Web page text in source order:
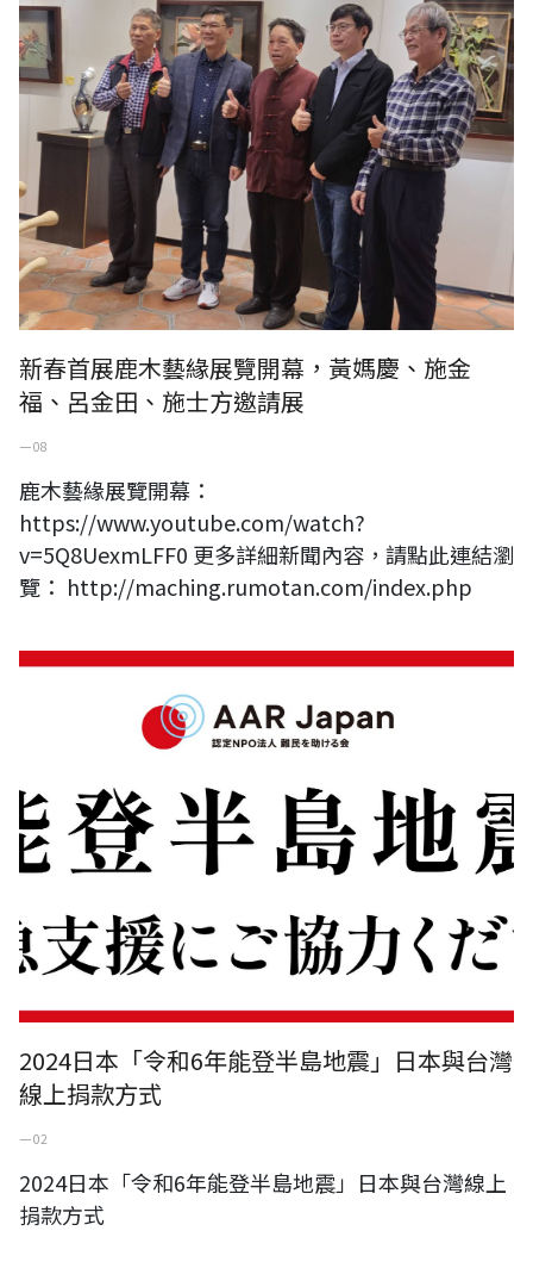
新春首展鹿木藝緣展覽開幕，黃媽慶、施金
福、呂金田、施士方邀請展
一 08
鹿木藝緣展覽開幕：
https://www.youtube.com/watch?
v=5Q8UexmLFF0 更多詳細新聞內容，請點此連結瀏
覽： http://maching.rumotan.com/index.php
2024日本「令和6年能登半島地震」日本與台灣線上捐款方式
2024日本「令和6年能登半島地震」日本與台灣
線上捐款方式
一 02
2024日本「令和6年能登半島地震」日本與台灣線上
捐款方式